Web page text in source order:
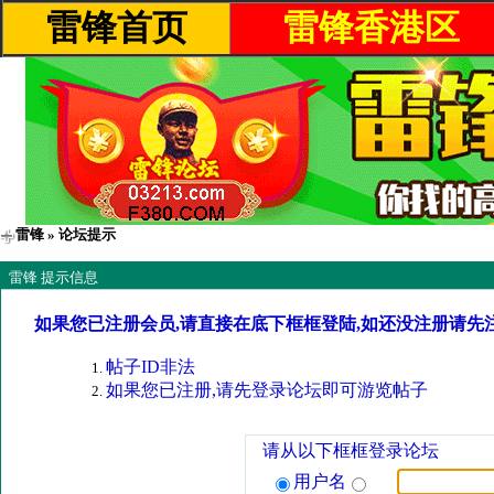
雷锋首页 雷锋香港区
雷锋 » 论坛提示
雷锋 提示信息
如果您已注册会员,请直接在底下框框登陆,如还没注册请先
帖子ID非法
如果您已注册,请先登录论坛即可游览帖子
请从以下框框登录论坛
用户名